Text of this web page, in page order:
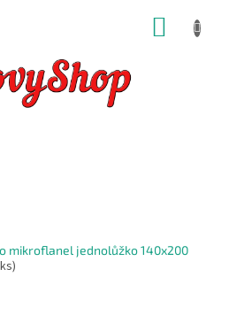
mikroflanel jednolůžko 140x200